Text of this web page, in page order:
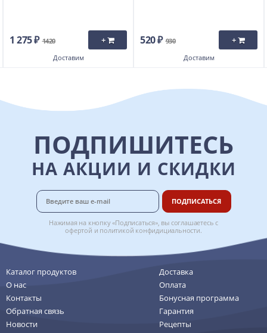
1 275 ₽ 1420 +
Доставим
520 ₽ 930 +
Доставим
ПОДПИШИТЕСЬ
НА АКЦИИ И СКИДКИ
ПОДПИСАТЬСЯ
Нажимая на кнопку «Подписаться», вы соглашаетесь с
офертой и политикой конфидициальности.
Каталог продуктов
О нас
Контакты
Обратная связь
Новости
Доставка
Оплата
Бонусная программа
Гарантия
Рецепты